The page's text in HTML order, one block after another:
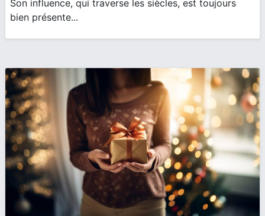
Son influence, qui traverse les siècles, est toujours
bien présente...